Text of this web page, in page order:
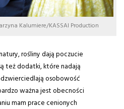
Kalumiere/KASSAI Production
rośliny dają poczucie
też dodatki, które nadają
osobowość
ważna jest obecności
mam prace cenionych